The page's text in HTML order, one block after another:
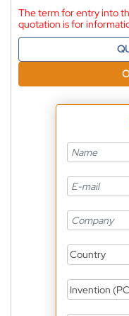
The term for entry into
quotation is for
Country
Invention